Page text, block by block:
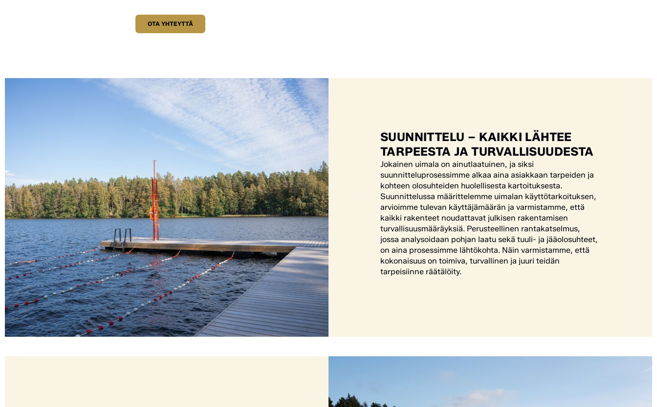
OTA YHTEYTTÄ
SUUNNITTELU – KAIKKI LÄHTEE
TARPEESTA JA TURVALLISUUDESTA
Jokainen uimala on ainutlaatuinen, ja siksi
suunnitteluprosessimme alkaa aina asiakkaan tarpeiden ja
kohteen olosuhteiden huolellisesta kartoituksesta.
Suunnittelussa määrittelemme uimalan käyttötarkoituksen,
arvioimme tulevan käyttäjämäärän ja varmistamme, että
kaikki rakenteet noudattavat julkisen rakentamisen
turvallisuusmääräyksiä. Perusteellinen rantakatselmus,
jossa analysoidaan pohjan laatu sekä tuuli- ja jääolosuhteet,
on aina prosessimme lähtökohta. Näin varmistamme, että
kokonaisuus on toimiva, turvallinen ja juuri teidän
tarpeisiinne räätälöity.